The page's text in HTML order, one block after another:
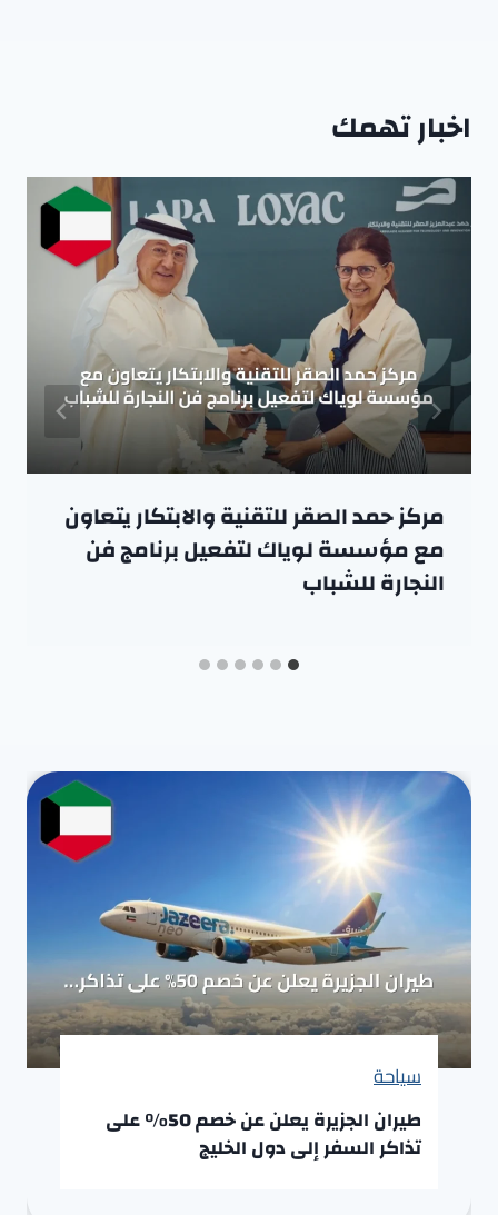
اخبار تهمك
مركز حمد الصقر للتقنية والابتكار يتعاون
مع مؤسسة لوياك لتفعيل برنامج فن
النجارة للشباب
سياحة
طيران الجزيرة يعلن عن خصم 50% على
تذاكر السفر إلى دول الخليج